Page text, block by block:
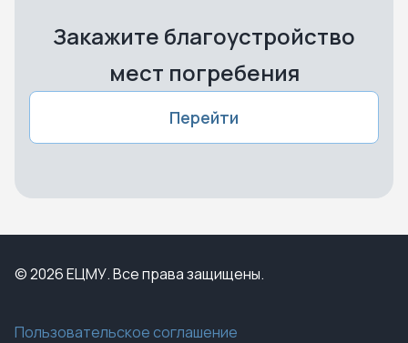
Закажите благоустройство
мест погребения
Перейти
© 2026 ЕЦМУ. Все права защищены.
Пользовательское соглашение